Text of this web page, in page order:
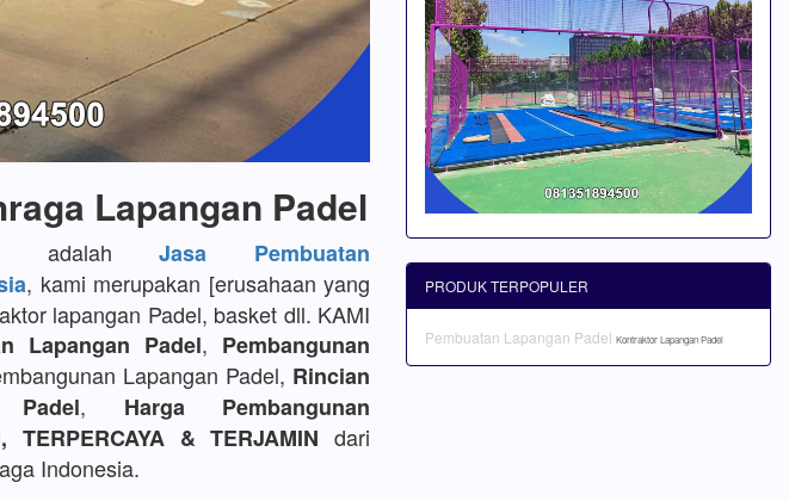
Lapangan Padel
adalahJasa Pembuatan
, kami merupakan [erusahaan yang
lapangan Padel, basket dll. KAMI
Lapangan Padel, Pembangunan
Lapangan Padel, Rincian
Padel, Harga Pembangunan
TERPERCAYA & TERJAMIN dari
Indonesia.
PRODUK TERPOPULER
Pembuatan Lapangan Padel Kontraktor Lapangan Padel